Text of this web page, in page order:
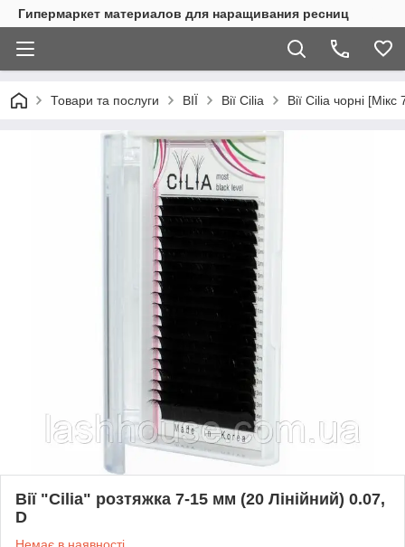
Гипермаркет материалов для наращивания ресниц
Товари та послуги ВІЇ Вії Cilia Вії Cilia чорні
Вії "Cilia" розтяжка 7-15 мм (20 Лінійний) 0.07,
D
Немає в наявності